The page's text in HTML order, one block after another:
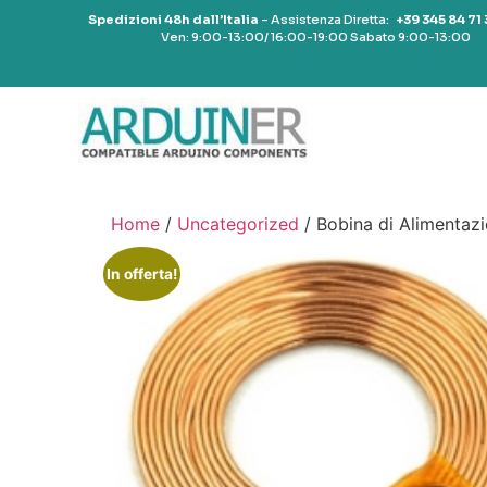
Spedizioni 48h dall’Italia – Assistenza Diretta: +39 345 84 71
Ven: 9:00-13:00/ 16:00-19:00 Sabato 9:00-13:00
Home / Uncategorized / Bobina di
In offerta!